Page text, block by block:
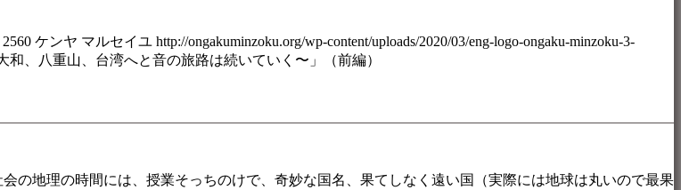
2560 ケンヤ マルセイユ http://ongakuminzoku.org/wp-content/uploads/2020/03/eng-logo-ongaku-minzoku-3-
和、八重山、台湾へと音の旅路は続いていく〜」（前編）
地理の時間には、授業そっちのけで、奇妙な国名、果てしなく遠い国（実際には地球は丸いので最果